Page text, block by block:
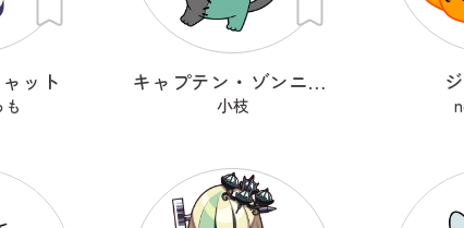
ット キャプテン・ゾンニャック
小枝